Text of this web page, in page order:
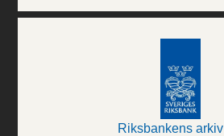
Riksbankens arkiv